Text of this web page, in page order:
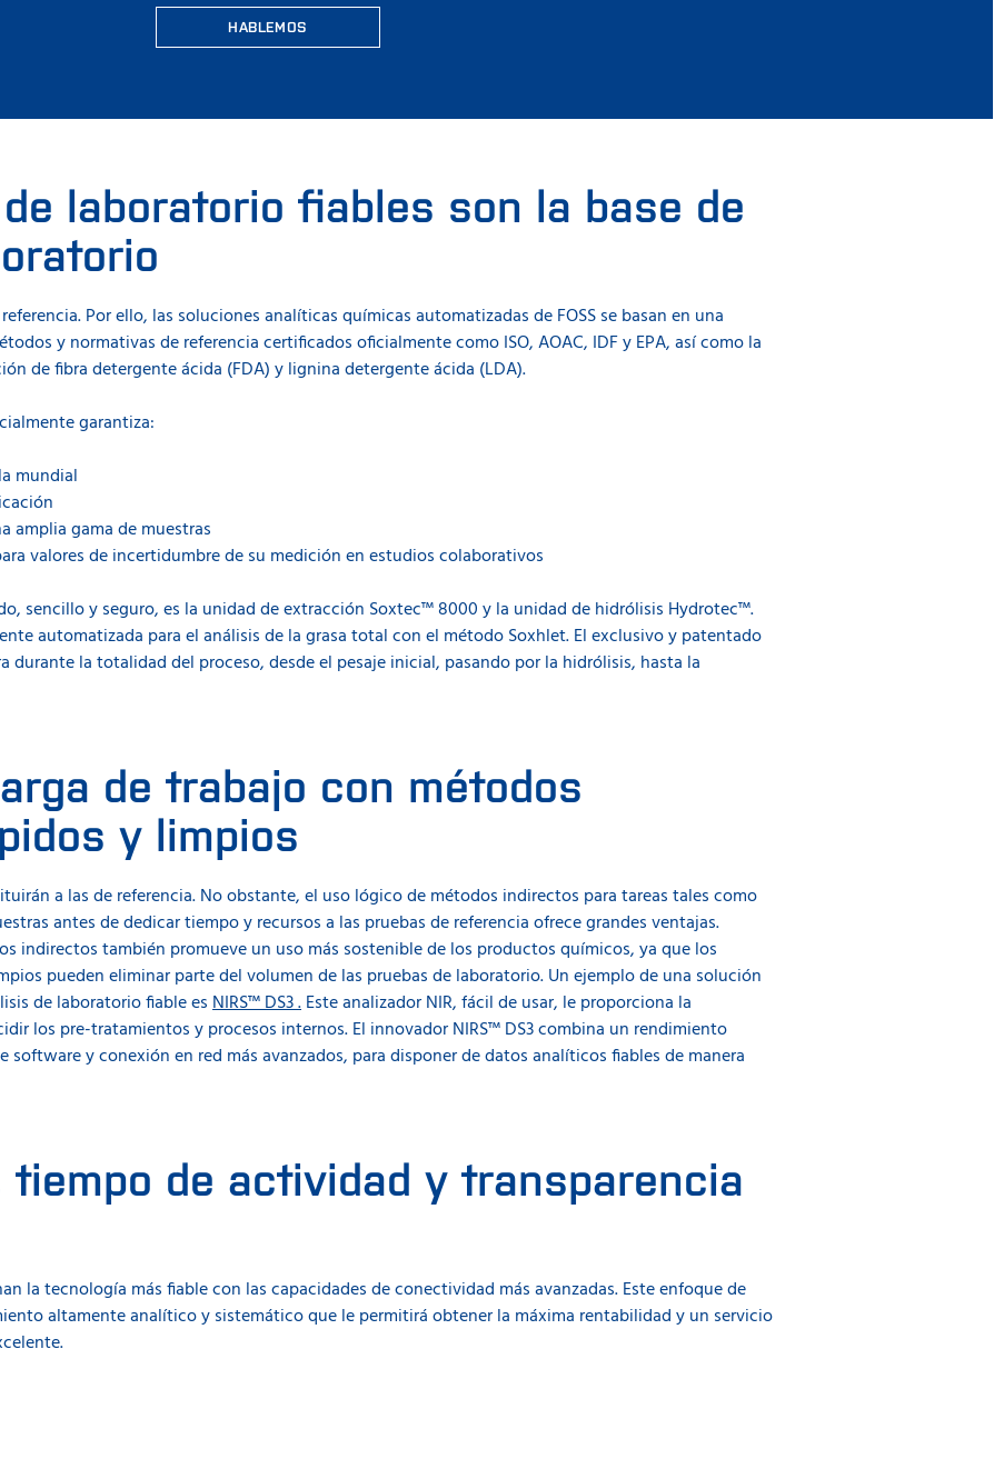
HABLEMOS
laboratorio fiables son la base de
Por ello, las soluciones analíticas químicas automatizadas de FOSS se basan en una
y normativas de referencia certificados oficialmente como ISO, AOAC, IDF y EPA, así como la
de fibra detergente ácida (FDA) y lignina detergente ácida (LDA).
garantiza:
mundial
amplia gama de muestras
valores de incertidumbre de su medición en estudios colaborativos
sencillo y seguro, es la unidad de extracción Soxtec™ 8000 y la unidad de hidrólisis Hydrotec™.
automatizada para el análisis de la grasa total con el método Soxhlet. El exclusivo y patentado
durante la totalidad del proceso, desde el pesaje inicial, pasando por la hidrólisis, hasta la
de trabajo con métodos
y limpios
a las de referencia. No obstante, el uso lógico de métodos indirectos para tareas tales como
antes de dedicar tiempo y recursos a las pruebas de referencia ofrece grandes ventajas.
indirectos también promueve un uso más sostenible de los productos químicos, ya que los
pueden eliminar parte del volumen de las pruebas de laboratorio. Un ejemplo de una solución
de laboratorio fiable esNIRS™ DS3 .Este analizador NIR, fácil de usar, le proporciona la
los pre-tratamientos y procesos internos. El innovador NIRS™ DS3 combina un rendimiento
y conexión en red más avanzados, para disponer de datos analíticos fiables de manera
tiempo de actividad y transparencia
la tecnología más fiable con las capacidades de conectividad más avanzadas. Este enfoque de
altamente analítico y sistemático que le permitirá obtener la máxima rentabilidad y un servicio